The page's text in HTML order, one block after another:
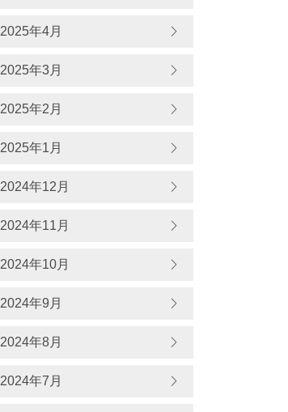
2025年4月
2025年3月
2025年2月
2025年1月
2024年12月
2024年11月
2024年10月
2024年9月
2024年8月
2024年7月